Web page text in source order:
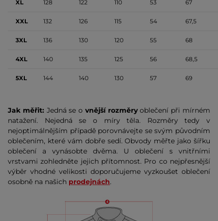
XL 128 122 110 53 67
XXL 132 126 115 54 67,5
3XL 136 130 120 55 68
4XL 140 135 125 56 68,5
5XL 144 140 130 57 69
Jak měřit: Jedná se o vnější rozměryoblečení při mírném
natažení. Nejedná se o míry těla. Rozměry tedy v
nejoptimálnějším případě porovnávejte se svým původním
oblečením, které vám dobře sedí. Obvody měřte jako šířku
oblečení a vynásobte dvěma. U oblečení s vnitřními
vrstvami zohledněte jejich přítomnost. Pro co nejpřesnější
výběr vhodné velikosti doporučujeme vyzkoušet oblečení
osobně na našich prodejnách.